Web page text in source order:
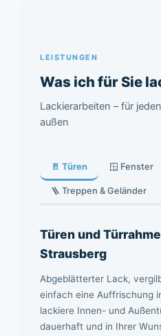
LEISTUNGEN
Was ich für Sie
Lackierarbeiten – für
außen
🚪 Türen 🪟 Fenster
🪜 Treppen & Geländer
Türen und
Strausberg
Abgeblätterter Lack,
einfach eine Auffrischung
lackiere Innen- und
dauerhaft und in Ihrer